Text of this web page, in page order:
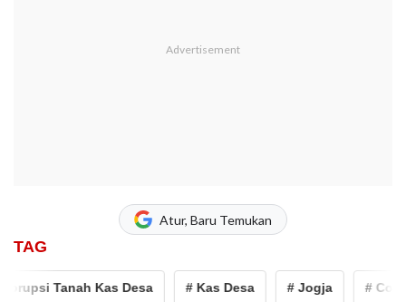
Atur, Baru Temukan
TAG
Tanah Kas Desa # Kas Desa # Jogja #